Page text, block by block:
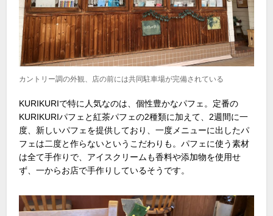
カントリー調の外観、店の前には共同駐車場が完備されている
KURIKURIで特に人気なのは、個性豊かなパフェ。定番の
KURIKURIパフェと紅茶パフェの2種類に加えて、2週間に一
度、新しいパフェを提供しており、一度メニューに出したパ
フェは二度と作らないというこだわりも。パフェに使う素材
は全て手作りで、アイスクリームも香料や添加物を使用せ
ず、一からお店で手作りしているそうです。